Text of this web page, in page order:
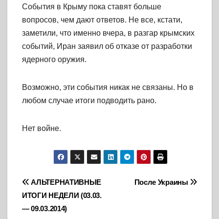
События в Крыму пока ставят больше
вопросов, чем дают ответов. Не все, кстати,
заметили, что именно вчера, в разгар крымских
событий, Иран заявил об отказе от разработки
ядерного оружия.
Возможно, эти события никак не связаны. Но в
любом случае итоги подводить рано.
Нет войне.
Навигация
по
После Украины
АЛЬТЕРНАТИВНЫЕ
ИТОГИ НЕДЕЛИ (03.03.
— 09.03.2014)